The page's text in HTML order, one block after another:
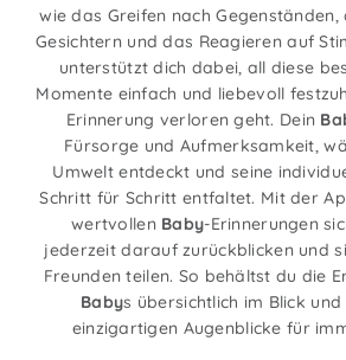
wie das Greifen nach
Gesichtern und das Reagieren auf
unterstützt dich dabei, all diese
Momente einfach und liebevoll
Erinnerung verloren geht. Dein
Fürsorge und Aufmerksamkeit,
Umwelt entdeckt und seine
Schritt für Schritt entfaltet. Mit der
wertvollen Baby-Erinnerungen
jederzeit darauf zurückblicken und
Freunden teilen. So behältst du die
Babys übersichtlich im Blick
einzigartigen Augenblicke für